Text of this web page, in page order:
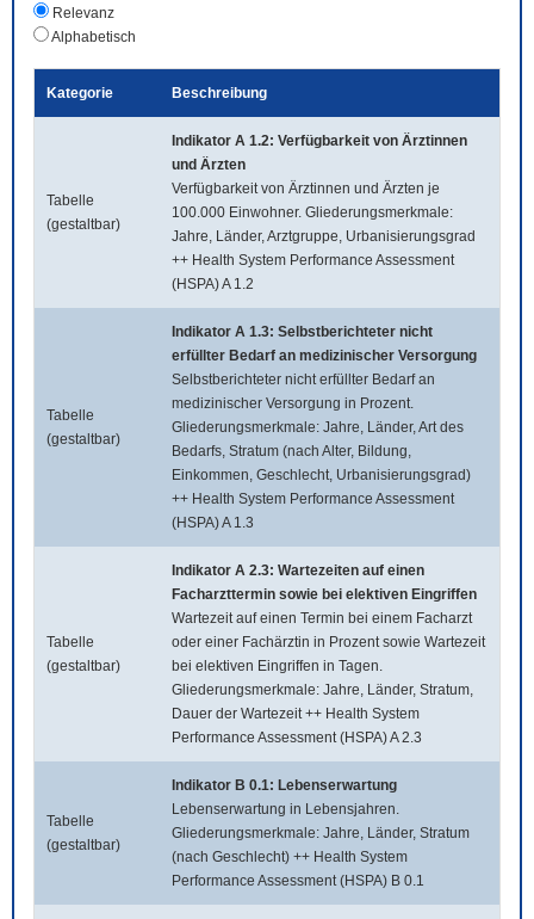
Relevanz
Alphabetisch
Kategorie Beschreibung
Tabelle
(gestaltbar)
Indikator A 1.2: Verfügbarkeit von Ärztinnen
und Ärzten
Verfügbarkeit von Ärztinnen und Ärzten je
100.000 Einwohner. Gliederungsmerkmale:
Jahre, Länder, Arztgruppe, Urbanisierungsgrad
++ Health System Performance Assessment
(HSPA) A 1.2
Tabelle
(gestaltbar)
Indikator A 1.3: Selbstberichteter nicht
erfüllter Bedarf an medizinischer Versorgung
Selbstberichteter nicht erfüllter Bedarf an
medizinischer Versorgung in Prozent.
Gliederungsmerkmale: Jahre, Länder, Art des
Bedarfs, Stratum (nach Alter, Bildung,
Einkommen, Geschlecht, Urbanisierungsgrad)
++ Health System Performance Assessment
(HSPA) A 1.3
Tabelle
(gestaltbar)
Indikator A 2.3: Wartezeiten auf einen
Facharzttermin sowie bei elektiven Eingriffen
Wartezeit auf einen Termin bei einem Facharzt
oder einer Fachärztin in Prozent sowie Wartezeit
bei elektiven Eingriffen in Tagen.
Gliederungsmerkmale: Jahre, Länder, Stratum,
Dauer der Wartezeit ++ Health System
Performance Assessment (HSPA) A 2.3
Tabelle
(gestaltbar)
Indikator B 0.1: Lebenserwartung
Lebenserwartung in Lebensjahren.
Gliederungsmerkmale: Jahre, Länder, Stratum
(nach Geschlecht) ++ Health System
Performance Assessment (HSPA) B 0.1